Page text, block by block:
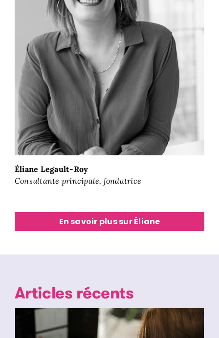
Éliane Legault-Roy
Consultante principale, fondatrice
En savoir plus sur Éliane
Articles récents